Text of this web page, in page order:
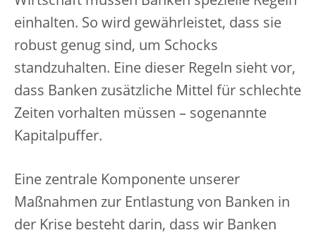
einhalten. So wird gewährleistet, dass sie
robust genug sind, um Schocks
standzuhalten. Eine dieser Regeln sieht vor,
dass Banken zusätzliche Mittel für schlechte
Zeiten vorhalten müssen – sogenannte
Kapitalpuffer.
Eine zentrale Komponente unserer
Maßnahmen zur Entlastung von Banken in
der Krise besteht darin, dass wir Banken